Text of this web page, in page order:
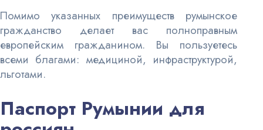
Помимо указанных преимуществ румынское
гражданство делает вас полноправным
европейским гражданином. Вы пользуетесь
всеми благами: медициной, инфраструктурой,
льготами.
Паспорт Румынии для